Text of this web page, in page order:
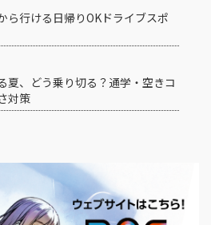
ら行ける日帰りOKドライブスポ
夏、どう乗り切る？通学・空きコ
対策